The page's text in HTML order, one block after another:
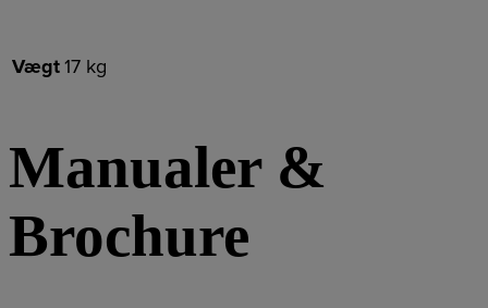
Vægt17 kg
Manualer &
Brochure